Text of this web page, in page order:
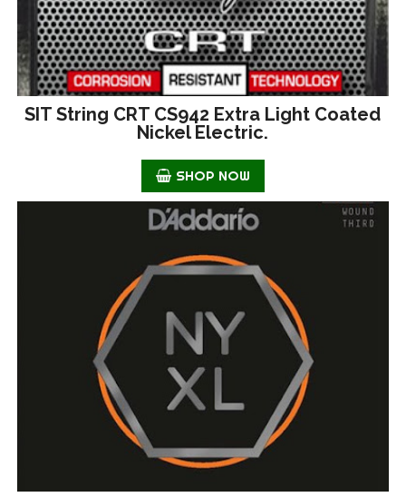
SIT String CRT CS942 Extra Light Coated
Nickel Electric.
SHOP NOW